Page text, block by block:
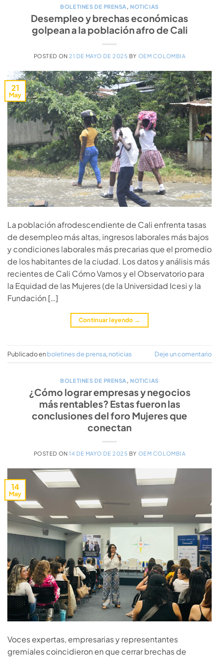
BOLETINES DE PRENSA,NOTICIAS
Desempleo y brechas económicas
golpean a la población afro de Cali
POSTED ON21 DE MAYO DE 2025 BY OEM COLOMBIA
21
May
La población afrodescendiente de Cali enfrenta tasas
de desempleo más altas, ingresos laborales más bajos
y condiciones laborales más precarias que el promedio
de los habitantes de la ciudad. Los datos y análisis más
recientes de Cali Cómo Vamos y el Observatorio para
la Equidad de las Mujeres (de la Universidad Icesi y la
Fundación […]
Continuar leyendo →
Publicado enboletines de prensa, noticias Deje un comentario
BOLETINES DE PRENSA,NOTICIAS
¿Cómo lograr empresas y negocios
más rentables? Estas fueron las
conclusiones del foro Mujeres que
conectan
POSTED ON14 DE MAYO DE 2025 BY OEM COLOMBIA
14
May
Voces expertas, empresarias y representantes
gremiales coincidieron en que cerrar brechas de